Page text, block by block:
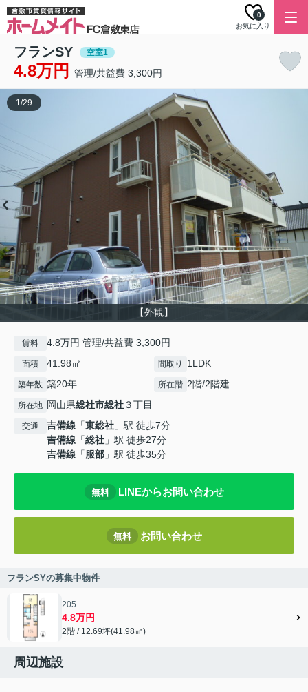
お気に入り
0
フランSY 空室1
4.8万円 管理/共益費 3,300円
【外観】
1/29
賃料 4.8万円 管理/共益費 3,300円
面積 41.98㎡ 間取り 1LDK
築年数 築20年 所在階 2階/2階建
所在地 岡山県総社市総社３丁目
交通 吉備線 「東総社 」駅 徒歩7分
吉備線 「総社 」駅 徒歩27分
吉備線 「服部 」駅 徒歩35分
無料 LINEからお問い合わせ
無料 お問い合わせ
フランSYの募集中物件
205
4.8万円
2階 / 12.69坪(41.98㎡)
周辺施設